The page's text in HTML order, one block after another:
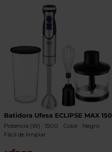
Batidora Ufesa ECLIPSE MAX 150
Potencia (W) : 1500
Color : Negro
Fácil de limpiar